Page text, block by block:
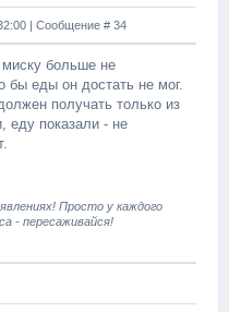
| Сообщение # 34
миску больше не
бы еды он достать не мог.
получать только из
еду показали - не
Просто у каждого
- пересаживайся!